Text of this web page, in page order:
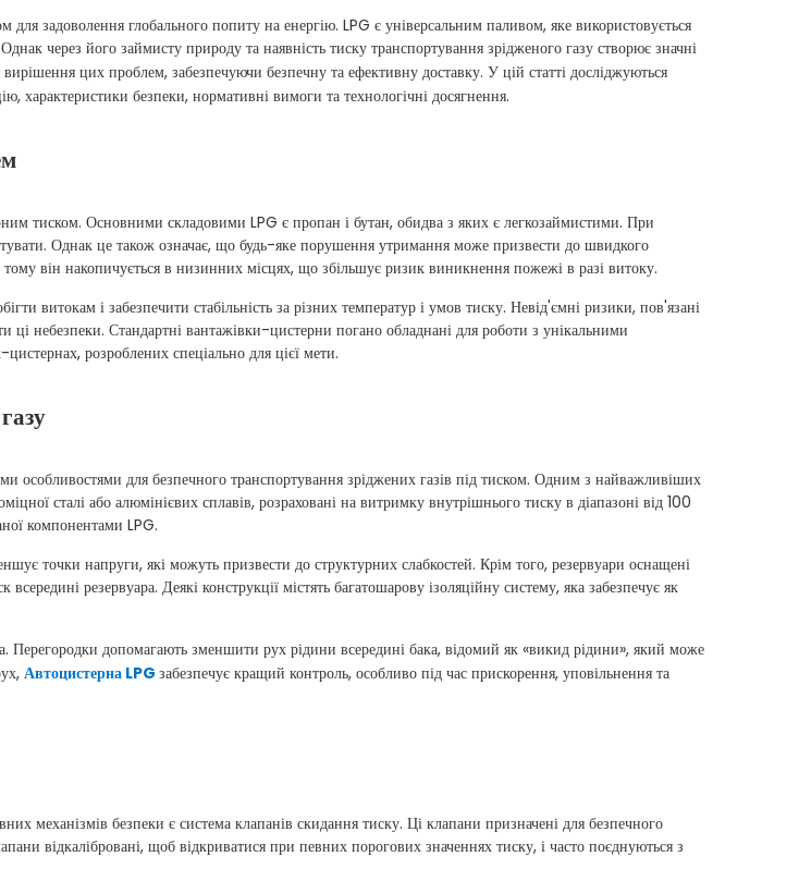
задоволення глобального попиту на енергію. LPG є універсальним паливом, яке використовується
через його займисту природу та наявність тиску транспортування зрідженого газу створює значні
вирішення цих проблем, забезпечуючи безпечну та ефективну доставку. У цій статті досліджуються
характеристики безпеки, нормативні вимоги та технологічні досягнення.
тиском. Основними складовими LPG є пропан і бутан, обидва з яких є легкозаймистими. При
Однак це також означає, що будь-яке порушення утримання може призвести до швидкого
він накопичується в низинних місцях, що збільшує ризик виникнення пожежі в разі витоку.
витокам і забезпечити стабільність за різних температур і умов тиску. Невід'ємні ризики, пов'язані
небезпеки. Стандартні вантажівки-цистерни погано обладнані для роботи з унікальними
розроблених спеціально для цієї мети.
особливостями для безпечного транспортування зріджених газів під тиском. Одним з найважливіших
сталі або алюмінієвих сплавів, розраховані на витримку внутрішнього тиску в діапазоні від 100
компонентами LPG.
точки напруги, які можуть призвести до структурних слабкостей. Крім того, резервуари оснащені
резервуара. Деякі конструкції містять багатошарову ізоляційну систему, яка забезпечує як
Перегородки допомагають зменшити рух рідини всередині бака, відомий як «викид рідини», який може
Автоцистерна LPG забезпечує кращий контроль, особливо під час прискорення, уповільнення та
механізмів безпеки є система клапанів скидання тиску. Ці клапани призначені для безпечного
відкалібровані, щоб відкриватися при певних порогових значеннях тиску, і часто поєднуються з